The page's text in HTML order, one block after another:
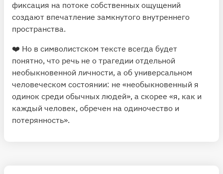
фиксация на потоке собственных ощущений
создают впечатление замкнутого внутреннего
пространства.
❤️ Но в символистском тексте всегда будет
понятно, что речь не о трагедии отдельной
необыкновенной личности, а об универсальном
человеческом состоянии: не «необыкновенный я
одинок среди обычных людей», а скорее «я, как и
каждый человек, обречен на одиночество и
потерянность».